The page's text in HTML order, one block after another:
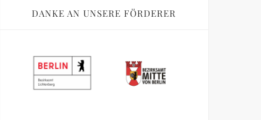
DANKE AN UNSERE FÖRDERER